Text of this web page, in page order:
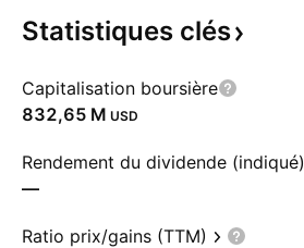
Statistiques clés
Capitalisation boursière
‪832,65 M‬ USD
Rendement du dividende (indiqué)
—
Ratio prix/gains (TTM)